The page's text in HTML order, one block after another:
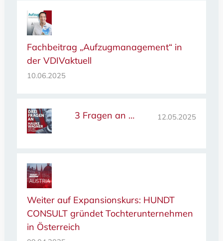
Fachbeitrag „Aufzugmanagement“ in
der VDIVaktuell
10.06.2025
3 Fragen an … 12.05.2025
Weiter auf Expansionskurs: HUNDT
CONSULT gründet Tochterunternehmen
in Österreich